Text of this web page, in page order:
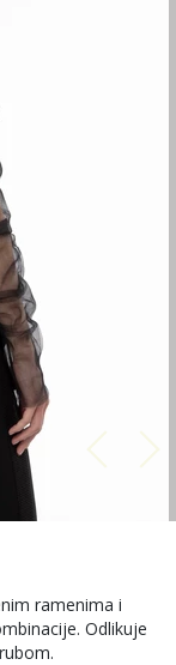
ramenima i
Odlikuje